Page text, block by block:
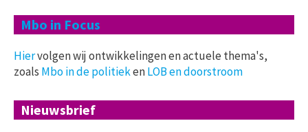
Mbo in Focus
Hiervolgen wij ontwikkelingen en actuele thema's,
zoals Mbo in de politiekenLOB en doorstroom
Nieuwsbrief